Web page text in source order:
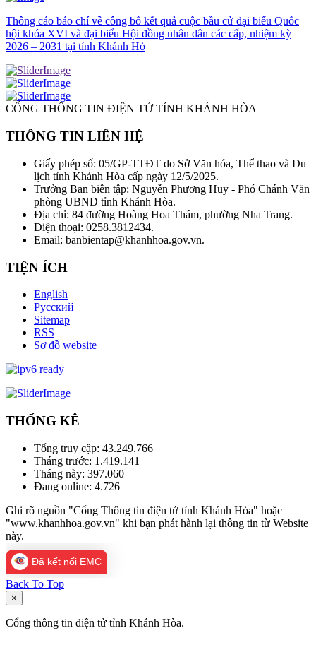
Thông cáo báo chí về công bố kết quả cuộc bầu cử đại biểu Quốc
hội khóa XVI và đại biểu Hội đồng nhân dân các cấp, nhiệm kỳ
2026 – 2031 tại tỉnh Khánh Hò
CỔNG THÔNG TIN ĐIỆN TỬ TỈNH KHÁNH HÒA
THÔNG TIN LIÊN HỆ
Giấy phép số: 05/GP-TTĐT do Sở Văn hóa, Thể thao và Du
lịch tỉnh Khánh Hòa cấp ngày 12/5/2025.
Trưởng Ban biên tập: Nguyễn Phương Huy - Phó Chánh Văn
phòng UBND tỉnh Khánh Hòa.
Địa chỉ: 84 đường Hoàng Hoa Thám, phường Nha Trang.
Điện thoại: 0258.3812434.
Email: banbientap@khanhhoa.gov.vn.
TIỆN ÍCH
English
Русский
Sitemap
RSS
Sơ đồ website
THỐNG KÊ
Tổng truy cập: 43.249.766
Tháng trước: 1.419.141
Tháng này: 397.060
Đang online: 4.726
Ghi rõ nguồn "Cổng Thông tin điện tử tỉnh Khánh Hòa" hoặc
"www.khanhhoa.gov.vn" khi bạn phát hành lại thông tin từ Website
này.
Đã kết nối EMC
Back To Top
×
Cổng thông tin điện tử tỉnh Khánh Hòa.